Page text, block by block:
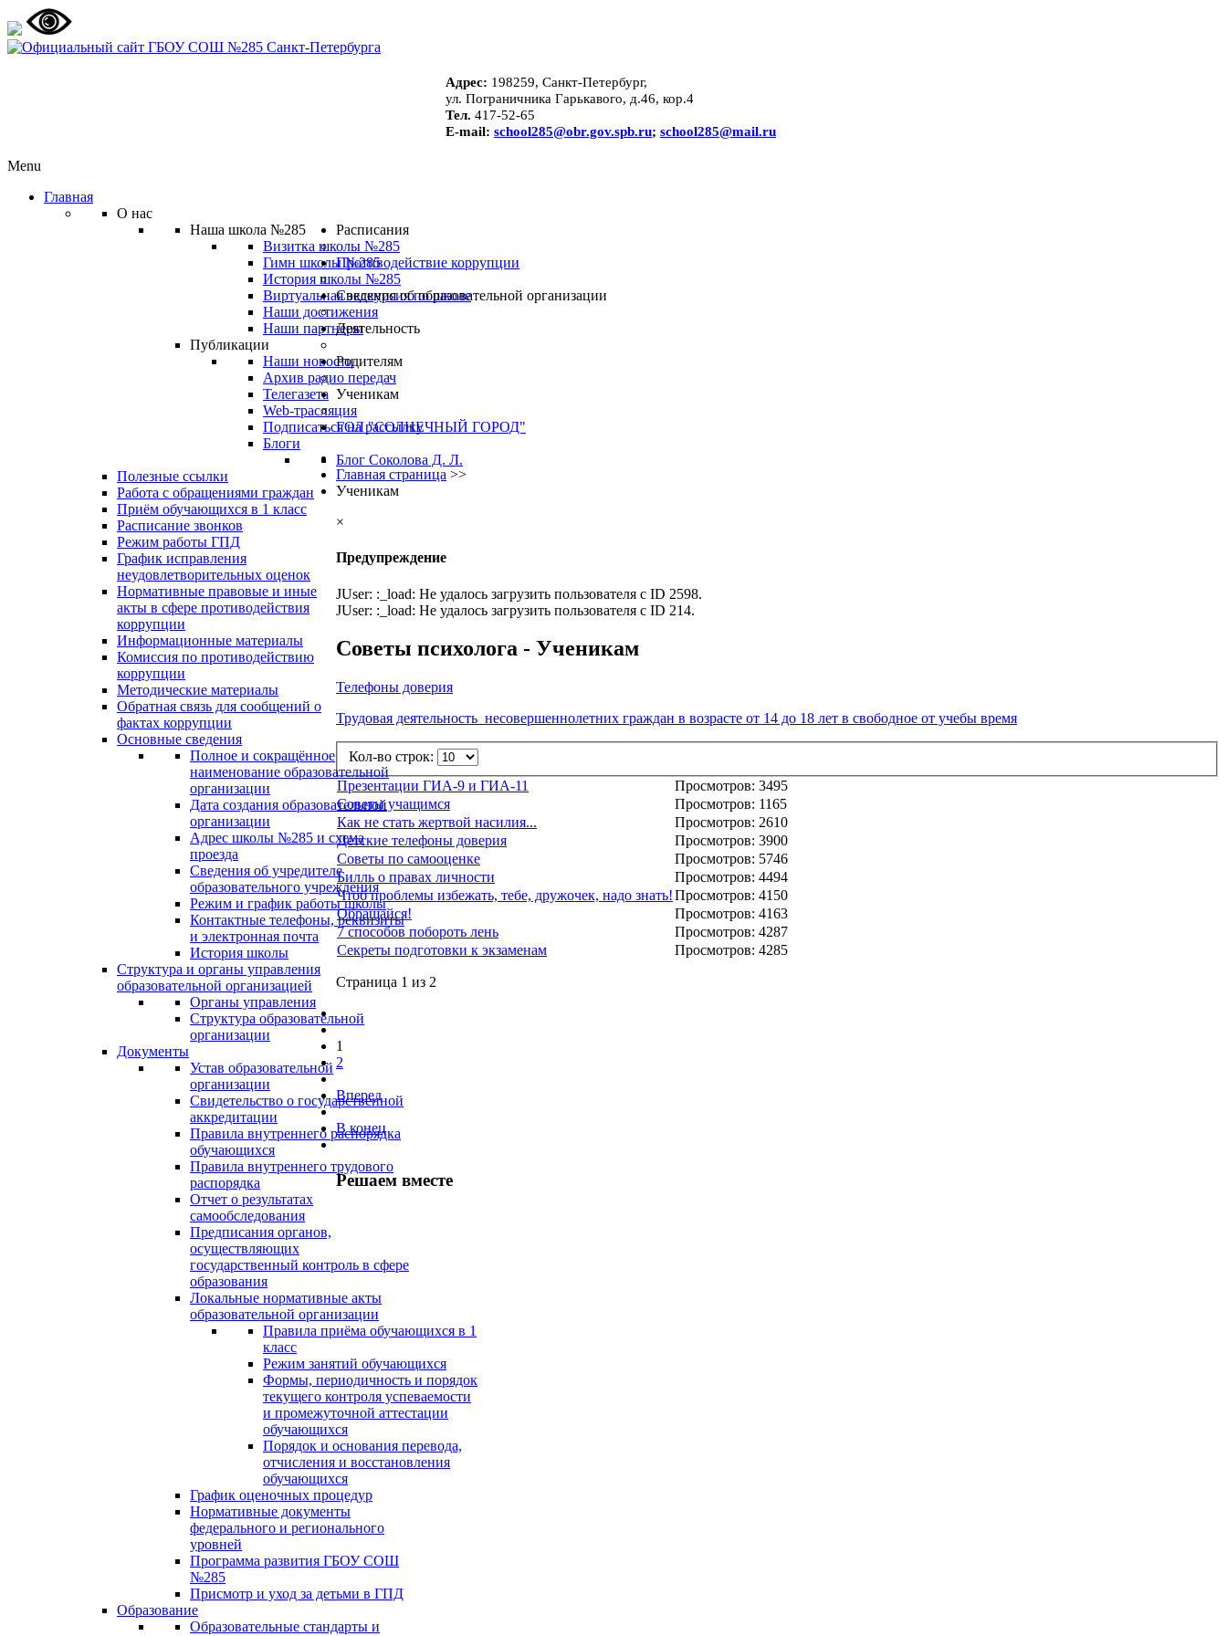
Адрес: 198259, Санкт-Петербург,
ул. Пограничника Гарькавого, д.46, кор.4
Тел. 417-52-65
E-mail: school285@obr.gov.spb.ru; school285@mail.ru
Menu
Главная
О нас
Наша школа №285
Визитка школы №285
Гимн школы №285
История школы №285
Виртуальная экскурсия по школе
Наши достижения
Наши партнеры
Публикации
Наши новости
Архив радио передач
Телегазета
Web-трасляция
Подписаться на рассылку
Блоги
Блог Соколова Д. Л.
Полезные ссылки
Работа с обращениями граждан
Приём обучающихся в 1 класс
Расписания
Расписание звонков
Режим работы ГПД
График исправления
неудовлетворительных оценок
Противодействие коррупции
Нормативные правовые и иные
акты в сфере противодействия
коррупции
Информационные материалы
Комиссия по противодействию
коррупции
Методические материалы
Обратная связь для сообщений о
фактах коррупции
Сведения об образовательной организации
Основные сведения
Полное и сокращённое
наименование образовательной
организации
Дата создания образовательной
организации
Адрес школы №285 и схема
проезда
Сведения об учредителе
образовательного учреждения
Режим и график работы школы
Контактные телефоны, реквизиты
и электронная почта
История школы
Структура и органы управления
образовательной организацией
Органы управления
Структура образовательной
организации
Документы
Устав образовательной
организации
Свидетельство о государственной
аккредитации
Правила внутреннего распорядка
обучающихся
Правила внутреннего трудового
распорядка
Отчет о результатах
самообследования
Предписания органов,
осуществляющих
государственный контроль в сфере
образования
Локальные нормативные акты
образовательной организации
Правила приёма обучающихся в 1
класс
Режим занятий обучающихся
Формы, периодичность и порядок
текущего контроля успеваемости
и промежуточной аттестации
обучающихся
Порядок и основания перевода,
отчисления и восстановления
обучающихся
График оценочных процедур
Нормативные документы
федерального и регионального
уровней
Программа развития ГБОУ СОШ
№285
Присмотр и уход за детьми в ГПД
Образование
Образовательные стандарты и
Деятельность
Родителям
Ученикам
ГОЛ "СОЛНЕЧНЫЙ ГОРОД"
Главная страница >>
Ученикам
×
Предупреждение
JUser: :_load: Не удалось загрузить пользователя с ID 2598.
JUser: :_load: Не удалось загрузить пользователя с ID 214.
Советы психолога - Ученикам
Телефоны доверия
Трудовая деятельность несовершеннолетних граждан в возрасте от 14 до 18 лет в свободное от учебы время
Кол-во строк:
Презентации ГИА-9 и ГИА-11
Просмотров: 3495
Советы учащимся
Просмотров: 1165
Как не стать жертвой насилия...
Просмотров: 2610
Детские телефоны доверия
Просмотров: 3900
Советы по самооценке
Просмотров: 5746
Билль о правах личности
Просмотров: 4494
Чтоб проблемы избежать, тебе, дружочек, надо знать!Просмотров: 4150
Обращайся!
Просмотров: 4163
7 способов побороть лень
Просмотров: 4287
Секреты подготовки к экзаменам
Просмотров: 4285
Страница 1 из 2
1
2
Вперед
В конец
Решаем вместе